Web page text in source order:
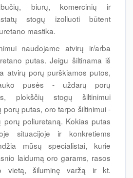
biurų, komercinių ir
stogų izoliuoti būtent
mastika.
naudojame atvirų ir/arba
putas. Jeigu šiltinama iš
atvirų porų purškiamos putos,
pusės - uždarų porų
plokščių stogų šiltinimui
putas, oro tarpo šiltinimui -
poliuretaną. Kokias putas
situacijoje ir konkretiems
mūsų specialistai, kurie
laidumą oro garams, rasos
vietą, šiluminę varžą ir kt.